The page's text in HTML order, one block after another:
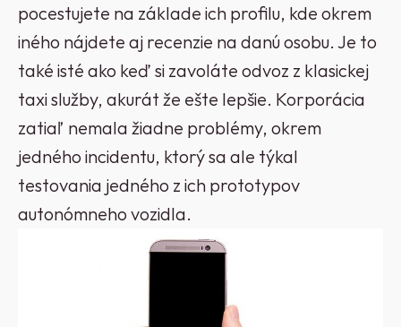
pocestujete na základe ich profilu, kde okrem
iného nájdete aj recenzie na danú osobu. Je to
také isté ako keď si zavoláte odvoz z klasickej
taxi služby, akurát že ešte lepšie. Korporácia
zatiaľ nemala žiadne problémy, okrem
jedného incidentu, ktorý sa ale týkal
testovania jedného z ich prototypov
autonómneho vozidla.